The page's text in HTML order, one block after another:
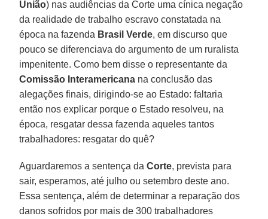
União) nas audiências da Corte uma cínica negação
da realidade de trabalho escravo constatada na
época na fazenda Brasil Verde, em discurso que
pouco se diferenciava do argumento de um ruralista
impenitente. Como bem disse o representante da
Comissão Interamericana na conclusão das
alegações finais, dirigindo-se ao Estado: faltaria
então nos explicar porque o Estado resolveu, na
época, resgatar dessa fazenda aqueles tantos
trabalhadores: resgatar do quê?
Aguardaremos a sentença daCorte, prevista para
sair, esperamos, até julho ou setembro deste ano.
Essa sentença, além de determinar a reparação dos
danos sofridos por mais de 300 trabalhadores